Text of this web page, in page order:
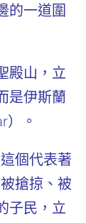
的一道圍
殿山，立
是伊斯蘭
。
個代表著
搶掠、被
子民，立